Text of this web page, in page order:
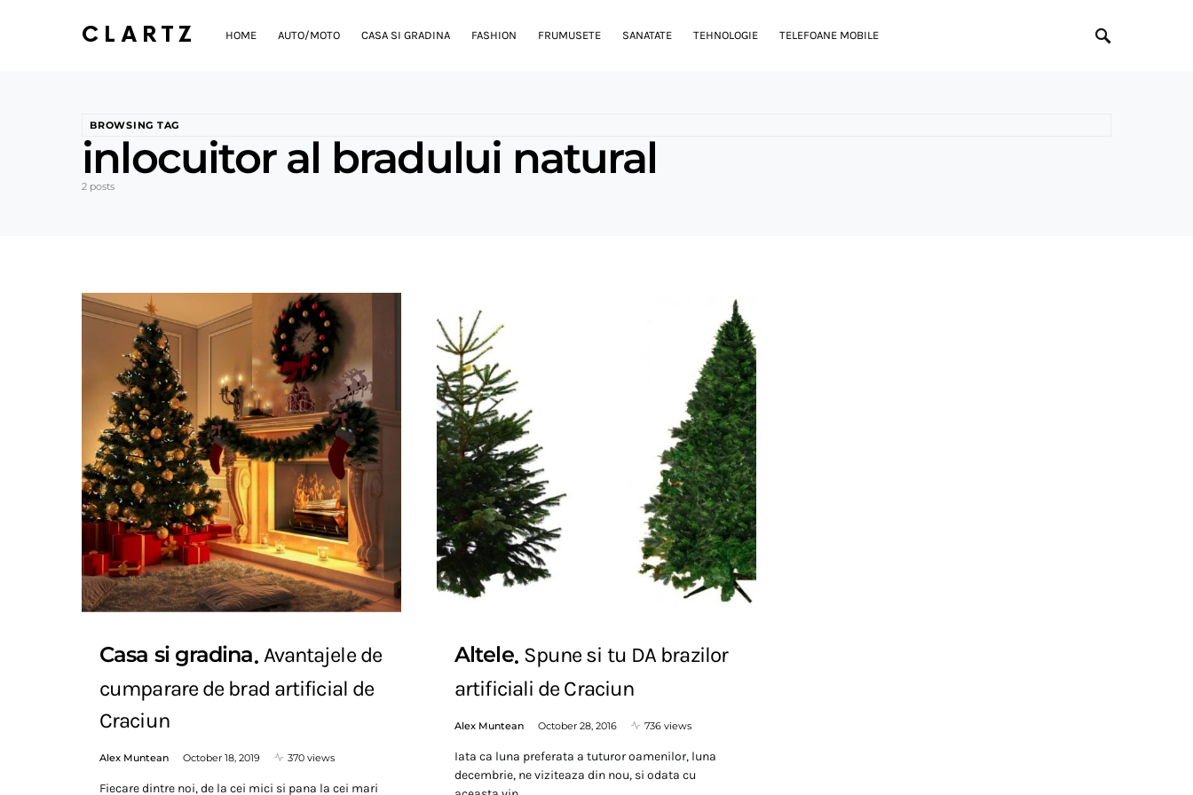
CLARTZ HOME AUTO/MOTO CASA SI GRADINA FASHION FRUMUSETE SANATATE TEHNOLOGIE TELEFOANE MOBILE
BROWSING TAG
inlocuitor al bradului natural
2 posts
Casa si gradina Avantajele de
cumparare de brad artificial de
Craciun
Alex Muntean October 18, 2019 370 views
Fiecare dintre noi, de la cei mici si pana la cei mari
Altele Spune si tu DA brazilor
artificiali de Craciun
Alex Muntean October 28, 2016 736 views
Iata ca luna preferata a tuturor oamenilor, luna
decembrie, ne viziteaza din nou, si odata cu